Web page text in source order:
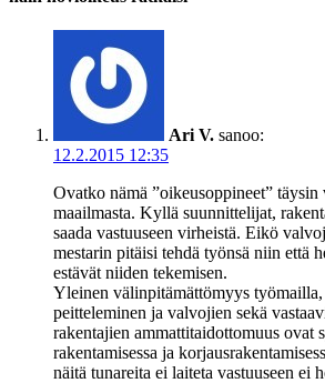
Ari V. sanoo:
12.2.2015 12:35
Ovatko nämä ”oikeusoppineet” täysin
maailmasta. Kyllä suunnittelijat,
saada vastuuseen virheistä. Eikö
mestarin pitäisi tehdä työnsä niin että
estävät niiden tekemisen.
Yleinen välinpitämättömyys
peitteleminen ja valvojien sekä
rakentajien ammattitaidottomuus ovat
rakentamisessa ja
näitä tunareita ei laiteta vastuuseen ei